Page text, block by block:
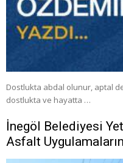
Dostlukta abdal olunur, aptal
dostlukta ve hayatta …
İnegöl Belediyesi
Asfalt